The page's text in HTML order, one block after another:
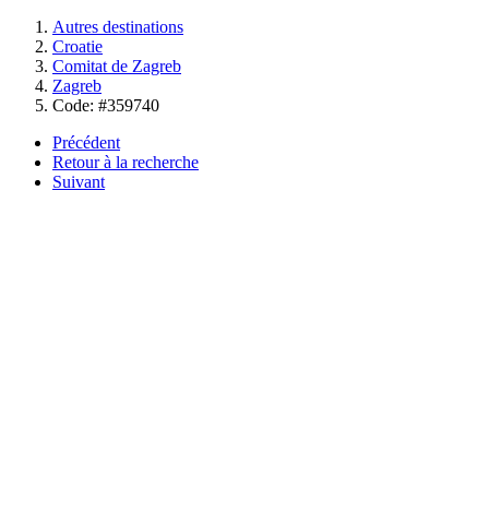
Autres destinations
Croatie
Comitat de Zagreb
Zagreb
Code: #359740
Précédent
Retour à la recherche
Suivant